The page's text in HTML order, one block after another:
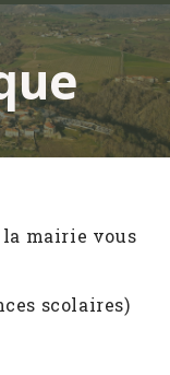
la mairie vous
scolaires)